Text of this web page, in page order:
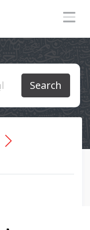
Search